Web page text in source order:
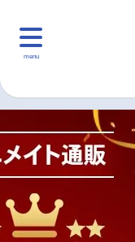
menu
マンガ・ラノベ